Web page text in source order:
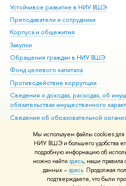
Мы используем файлы cookies для
НИУ ВШЭ и большего удобства
подробную информацию об
можно найти здесь, наши правила
данных –здесь. Продолжая
подтверждаете, что были
Устойчивое развитие в НИУ ВШЭ
Преподаватели и сотрудники
Корпуса и общежития
Закупки
Обращения граждан в НИУ ВШЭ
Фонд целевого капитала
Противодействие коррупции
Сведения о доходах, расходах, об
обязательствах имущественного
Сведения об образовательной
Людям с ограниченными
Единая платежная страница
Работа в Вышке